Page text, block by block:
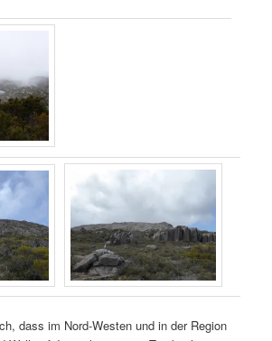
dass im Nord-Westen und in der Region